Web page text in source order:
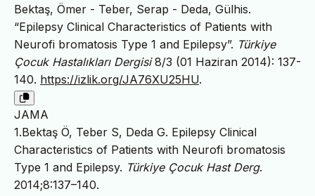
Bektaş, Ömer - Teber, Serap - Deda, Gülhis.
“Epilepsy Clinical Characteristics of Patients with
Neurofi bromatosis Type 1 and Epilepsy”. Türkiye
Çocuk Hastalıkları Dergisi8/3 (01 Haziran 2014): 137-
140. https://izlik.org/JA76XU25HU.
JAMA
1.Bektaş Ö, Teber S, Deda G. Epilepsy Clinical
Characteristics of Patients with Neurofi bromatosis
Type 1 and Epilepsy. Türkiye Çocuk Hast Derg.
2014;8:137–140.